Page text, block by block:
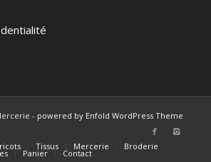
- powered by Enfold WordPress Theme
Tissus Mercerie Broderie
Panier Contact